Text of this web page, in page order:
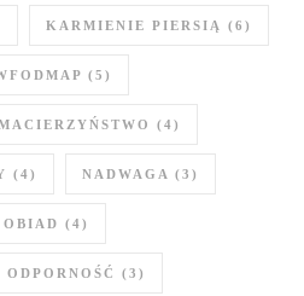
KARMIENIE PIERSIĄ (6)
(5)
(4)
(4) NADWAGA (3)
OBIAD (4)
ODPORNOŚĆ (3)